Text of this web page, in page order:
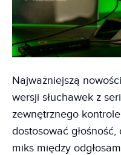
Najważniejszą
wersji słuchawek z
zewnętrznego
dostosować
miks między